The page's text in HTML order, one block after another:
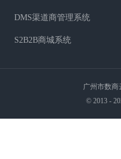
DMS渠道商管理系统
S2B2B商城系统
广州市数商
© 2013 -